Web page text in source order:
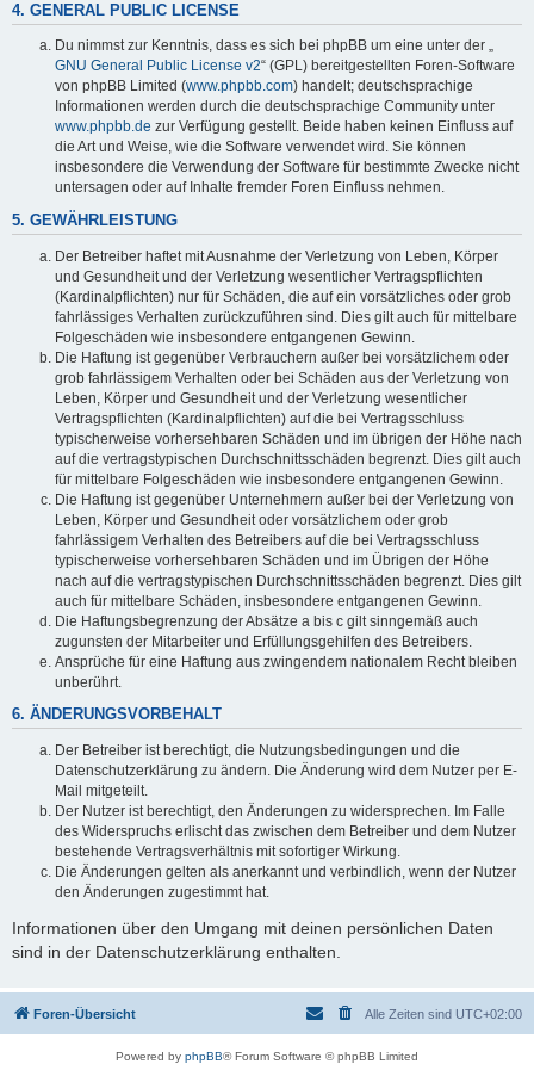
4. GENERAL PUBLIC LICENSE
Du nimmst zur Kenntnis, dass es sich bei phpBB um eine unter der „
GNU General Public License v2“ (GPL) bereitgestellten Foren-Software
von phpBB Limited (www.phpbb.com) handelt; deutschsprachige
Informationen werden durch die deutschsprachige Community unter
www.phpbb.de zur Verfügung gestellt. Beide haben keinen Einfluss auf
die Art und Weise, wie die Software verwendet wird. Sie können
insbesondere die Verwendung der Software für bestimmte Zwecke nicht
untersagen oder auf Inhalte fremder Foren Einfluss nehmen.
5. GEWÄHRLEISTUNG
Der Betreiber haftet mit Ausnahme der Verletzung von Leben, Körper
und Gesundheit und der Verletzung wesentlicher Vertragspflichten
(Kardinalpflichten) nur für Schäden, die auf ein vorsätzliches oder grob
fahrlässiges Verhalten zurückzuführen sind. Dies gilt auch für mittelbare
Folgeschäden wie insbesondere entgangenen Gewinn.
Die Haftung ist gegenüber Verbrauchern außer bei vorsätzlichem oder
grob fahrlässigem Verhalten oder bei Schäden aus der Verletzung von
Leben, Körper und Gesundheit und der Verletzung wesentlicher
Vertragspflichten (Kardinalpflichten) auf die bei Vertragsschluss
typischerweise vorhersehbaren Schäden und im übrigen der Höhe nach
auf die vertragstypischen Durchschnittsschäden begrenzt. Dies gilt auch
für mittelbare Folgeschäden wie insbesondere entgangenen Gewinn.
Die Haftung ist gegenüber Unternehmern außer bei der Verletzung von
Leben, Körper und Gesundheit oder vorsätzlichem oder grob
fahrlässigem Verhalten des Betreibers auf die bei Vertragsschluss
typischerweise vorhersehbaren Schäden und im Übrigen der Höhe
nach auf die vertragstypischen Durchschnittsschäden begrenzt. Dies gilt
auch für mittelbare Schäden, insbesondere entgangenen Gewinn.
Die Haftungsbegrenzung der Absätze a bis c gilt sinngemäß auch
zugunsten der Mitarbeiter und Erfüllungsgehilfen des Betreibers.
Ansprüche für eine Haftung aus zwingendem nationalem Recht bleiben
unberührt.
6. ÄNDERUNGSVORBEHALT
Der Betreiber ist berechtigt, die Nutzungsbedingungen und die
Datenschutzerklärung zu ändern. Die Änderung wird dem Nutzer per E-
Mail mitgeteilt.
Der Nutzer ist berechtigt, den Änderungen zu widersprechen. Im Falle
des Widerspruchs erlischt das zwischen dem Betreiber und dem Nutzer
bestehende Vertragsverhältnis mit sofortiger Wirkung.
Die Änderungen gelten als anerkannt und verbindlich, wenn der Nutzer
den Änderungen zugestimmt hat.
Informationen über den Umgang mit deinen persönlichen Daten
sind in der Datenschutzerklärung enthalten.
Foren-Übersicht Alle Zeiten sind UTC+02:00
Powered by phpBB® Forum Software © phpBB Limited